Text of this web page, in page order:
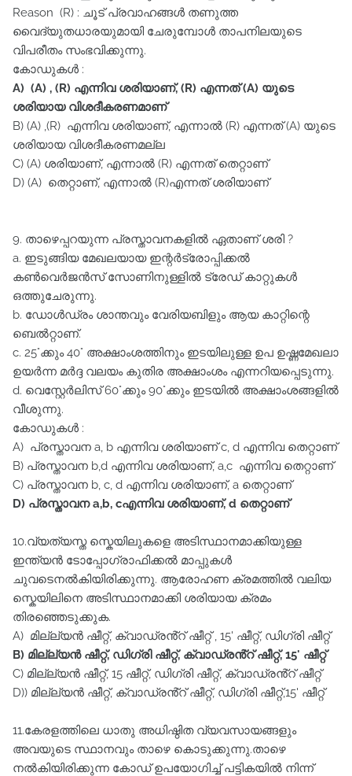
Reason (R) : ചൂട്‌ പ്രവാഹങ്ങൾ തണുത്ത
വൈദ്യുതധാരയുമായി ചേരുമ്പോൾ താപനിലയുടെ
വിപരീതം സംഭവിക്കുന്നു.
കോഡുകൾ :
A) (A) , (R) എന്നിവ ശരിയാണ്‌, (R) എന്നത്‌ (A) യുടെ
ശരിയായ വിശദീകരണമാണ്‌
B) (A) ,(R) എന്നിവ ശരിയാണ്‌, എന്നാൽ (R) എന്നത്‌ (A) യുടെ
ശരിയായ വിശദീകരണമല്ല
C) (A) ശരിയാണ്‌, എന്നാൽ (R) എന്നത്‌ തെറ്റാണ്‌
D) (A) തെറ്റാണ്‌, എന്നാൽ (R)എന്നത്‌ ശരിയാണ്‌
9. താഴെപ്പറയുന്ന പ്രസ്താവനകളിൽ ഏതാണ്‌ ശരി ?
a. ഇടുങ്ങിയ മേഖലയായ ഇന്റർട്രോപ്പിക്കൽ
കൺവെർജൻസ്‌ സോണിനുള്ളിൽ ട്രേഡ്‌ കാറ്റുകൾ
ഒത്തുചേരുന്നു.
b. ഡോൾഡ്രം ശാന്തവും വേരിയബിളും ആയ കാറ്റിന്റെ
ബെൽറ്റാണ്‌.
c. 25°ക്കും 40° അക്ഷാംശത്തിനും ഇടയിലുള്ള ഉപ ഉഷ്ണമേഖലാ
ഉയർന്ന മർദ്ദ വലയം കുതിര അക്ഷാംശം എന്നറിയപ്പെടുന്നു.
d. വെസ്റ്റേർലിസ്‌ 60°ക്കും 90°ക്കും ഇടയിൽ അക്ഷാംശങ്ങളിൽ
വീശുന്നു.
കോഡുകൾ :
A) പ്രസ്താവന a, b എന്നിവ ശരിയാണ്‌ c, d എന്നിവ തെറ്റാണ്‌
B) പ്രസ്താവന b,d എന്നിവ ശരിയാണ്‌, a,c എന്നിവ തെറ്റാണ്‌
C) പ്രസ്താവന b, c, d എന്നിവ ശരിയാണ്‌, a തെറ്റാണ്‌
D) പ്രസ്താവന a,b, cഎന്നിവ ശരിയാണ്‌, d തെറ്റാണ്‌
10.വ്യത്യസ്ത സ്കെയിലുകളെ അടിസ്ഥാനമാക്കിയുള്ള
ഇന്ത്യൻ ടോപ്പോഗ്രാഫിക്കൽ മാപ്പുകൾ
ചുവടെനൽകിയിരിക്കുന്നു. ആരോഹണ ക്രമത്തിൽ വലിയ
സ്കെയിലിനെ അടിസ്ഥാനമാക്കി ശരിയായ ക്രമം
തിരഞ്ഞെടുക്കുക.
A) മില്ല്യൻ ഷീറ്റ്‌, ക്വാഡ്രൻ്റ് ഷീറ്റ് , 15' ഷീറ്റ്‌, ഡിഗ്രി ഷീറ്റ്‌
B) മില്ല്യൻ ഷീറ്റ്‌, ഡിഗ്രി ഷീറ്റ്‌, ക്വാഡ്രൻ്റ് ഷീറ്റ്‌, 15' ഷീറ്റ്‌
C) മില്ല്യൻ ഷീറ്റ്‌, 15 ഷീറ്റ്‌, ഡിഗ്രി ഷീറ്റ്‌, ക്വാഡ്രൻ്റ് ഷീറ്റ്‌
D)) മില്ല്യൻ ഷീറ്റ്‌, ക്വാഡ്രൻ്റ് ഷീറ്റ്‌, ഡിഗ്രി ഷീറ്റ്‌,15' ഷീറ്റ്‌
11.കേരളത്തിലെ ധാതു അധിഷ്ഠിത വ്യവസായങ്ങളും
അവയുടെ സ്ഥാനവും താഴെ കൊടുക്കുന്നു.താഴെ
നൽകിയിരിക്കുന്ന കോഡ്‌ ഉപയോഗിച്ച്‌ പട്ടികയിൽ നിന്ന്‌